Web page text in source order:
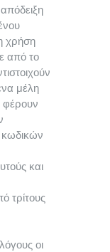
χρήση
από το
μέλη
φέρουν
και
τρίτους
οι